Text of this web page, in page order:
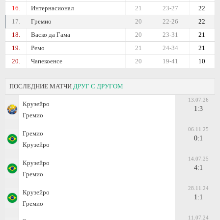
16. Интернасионал 22
23-27
21
17.
Гремио 22
22-26
20
18.
Васко да Гама 21
23-31
20
19.
Ремо 21
24-34
21
20.
Чапекоенсе 10
19-41
20
ПОСЛЕДНИЕ МАТЧИ ДРУГ С ДРУГОМ
Крузейро
Гремио
13.07.26
1:3
Гремио
Крузейро
06.11.25
0:1
Крузейро
Гремио
14.07.25
4:1
Крузейро
Гремио
28.11.24
1:1
11.07.24